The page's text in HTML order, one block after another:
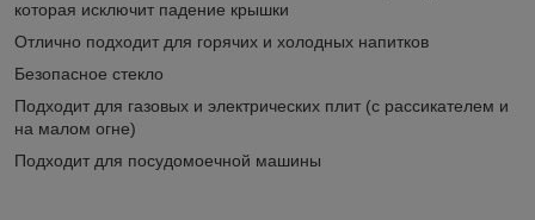
которая исключит падение крышки
Отлично подходит для горячих и холодных напитков
Безопасное стекло
Подходит для газовых и электрических плит (с рассикателем и
на малом огне)
Подходит для посудомоечной машины